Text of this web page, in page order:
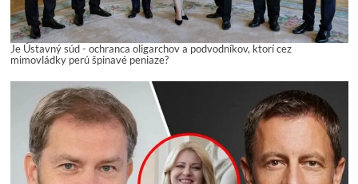
Je Ústavný súd - ochranca oligarchov a podvodníkov, ktorí cez
mimovládky perú špinavé peniaze?